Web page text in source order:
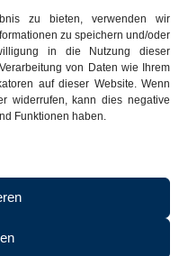
zu bieten, verwenden wir
zu speichern und/oder
in die Nutzung dieser
von Daten wie Ihrem
auf dieser Website. Wenn
widerrufen, kann dies negative
Funktionen haben.
Erlebnisse zu
jedes Restaurant
sich durch seine
hat eine eigene
große Vielfalt an
zu erfüllen. In
und das städtische
sowie mit den
und sportlichen